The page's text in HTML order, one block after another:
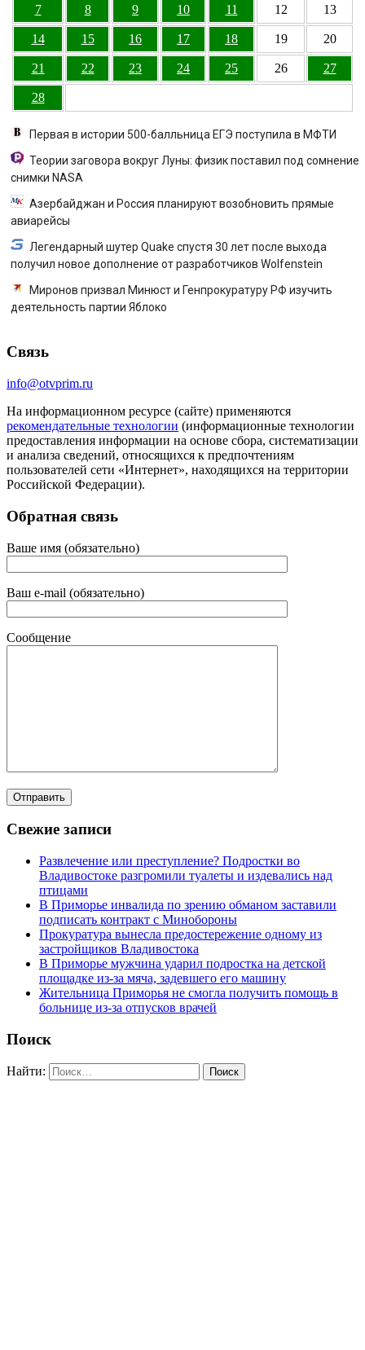
7 8 9 10 11 12 13
14 15 16 17 18 19 20
21 22 23 24 25 26 27
28
Первая в истории 500-балльница ЕГЭ поступила в МФТИ
Теории заговора вокруг Луны: физик поставил под сомнение
снимки NASA
Азербайджан и Россия планируют возобновить прямые
авиарейсы
Легендарный шутер Quake спустя 30 лет после выхода
получил новое дополнение от разработчиков Wolfenstein
Миронов призвал Минюст и Генпрокуратуру РФ изучить
деятельность партии Яблоко
Связь
info@otvprim.ru
На информационном ресурсе (сайте) применяются
рекомендательные технологии (информационные технологии
предоставления информации на основе сбора, систематизации
и анализа сведений, относящихся к предпочтениям
пользователей сети «Интернет», находящихся на территории
Российской Федерации).
Обратная связь
Ваше имя (обязательно)
Ваш e-mail (обязательно)
Сообщение
Свежие записи
Развлечение или преступление? Подростки во
Владивостоке разгромили туалеты и издевались над
птицами
В Приморье инвалида по зрению обманом заставили
подписать контракт с Минобороны
Прокуратура вынесла предостережение одному из
застройщиков Владивостока
В Приморье мужчина ударил подростка на детской
площадке из-за мяча, задевшего его машину
Жительница Приморья не смогла получить помощь в
больнице из-за отпусков врачей
Поиск
Найти: